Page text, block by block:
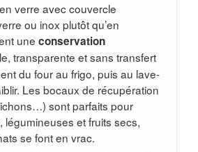
verre avec couvercle
ou inox plutôt qu’en
une conservation
transparente et sans transfert
du four au frigo, puis au lave-
Les bocaux de récupération
sont parfaits pour
légumineuses et fruits secs,
se font en vrac.